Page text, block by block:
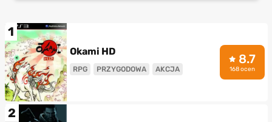
1
Okami HD
RPG PRZYGODOWA AKCJA
8.7
168 ocen
2